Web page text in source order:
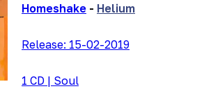
Homeshake - Helium
Release: 15-02-2019
1 CD | Soul